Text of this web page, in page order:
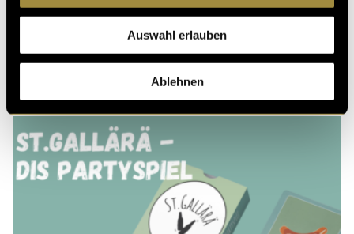
Auswahl erlauben
Ablehnen
Kritik